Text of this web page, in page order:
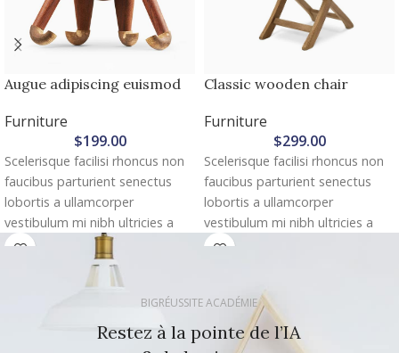
Augue adipiscing euismod
Furniture
$199.00
Scelerisque facilisi rhoncus non
faucibus parturient senectus
lobortis a ullamcorper
vestibulum mi nibh ultricies a
parturient gravida a vestibulum
leo sem in. Est cum torquent mi
in scelerisque leo aptent per at
vitae ante eleifend mollis
Classic wooden chair
Furniture
$299.00
Scelerisque facilisi rhoncus non
faucibus parturient senectus
lobortis a ullamcorper
vestibulum mi nibh ultricies a
parturient gravida a vestibulum
vitae ante eleifend mollis
adipiscing.
BIGRÉUSSITE ACADÉMIE
Restez à la pointe de l’IA